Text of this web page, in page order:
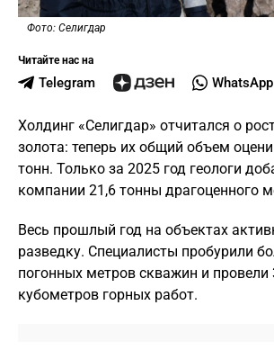
Фото: Селигдар
Читайте нас на
Telegram WhatsApp
Холдинг «Селигдар» отчитался о
золота: теперь их общий объем
тонн. Только за 2025 год геологи
компании 21,6 тонны драгоценного
Весь прошлый год на объектах
разведку. Специалисты пробурили
погонных метров скважин и провели
кубометров горных работ.